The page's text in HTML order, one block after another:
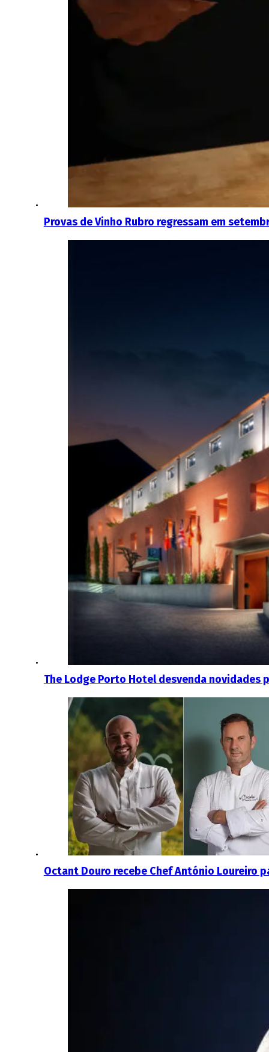
Provas de Vinho Rubro regressam em
The Lodge Porto Hotel desvenda novidades
Octant Douro recebe Chef António Loureiro